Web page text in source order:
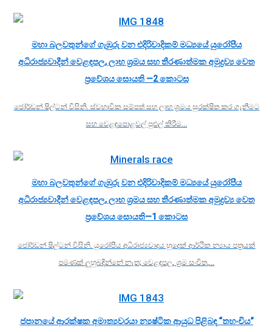
මහා බලවතුන්ගේ ගැඹුරු වන එදිරිවාදිකම් මධ්‍යයේ යුරෝපීය
අධිරාජ්‍යවාදීන් වෙළඳපල, ලාභ ශ්‍රමය සහ තීරණාත්මක අමුද්‍රව්‍ය වෙත
ප්‍රවේශය සොයති —2 කොටස
ජෝර්ඩන් ෂිල්ටන් විසිනි. ස්වභාවික සම්පත් සහ ලාභ ශ්‍රමය සුරක්ෂිත කර ගැනීමට
සහ වෙළඳපොළවල් පුළුල් කිරීම…
මහා බලවතුන්ගේ ගැඹුරු වන එදිරිවාදිකම් මධ්‍යයේ යුරෝපීය
අධිරාජ්‍යවාදීන් වෙළඳපල, ලාභ ශ්‍රමය සහ තීරණාත්මක අමුද්‍රව්‍ය වෙත
ප්‍රවේශය සොයති—1 කොටස
ජෝර්ඩන් ෂිල්ටන් විසිනි. යුරෝපීය අධිරාජ්‍යවාදය හුදෙක් ආර්ථික න්‍යාය පත්‍රයක්
පමණක් ලුහුබඳින්නේ නැත; වෙළඳපල, ශ්‍රම සංචිත,…
ජපානයේ ආරක්ෂක අමාත්‍යවරයා න්‍යෂ්ටික ආයුධ පිළිබඳ “තහංචිය”